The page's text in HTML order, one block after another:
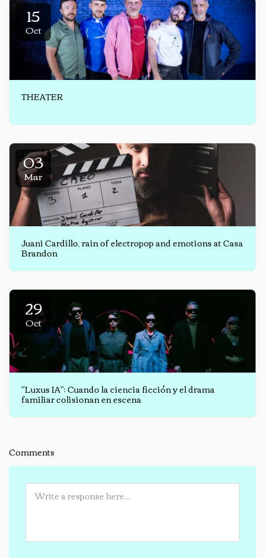
15
Oct
THEATER
03
Mar
Juani Cardillo, rain of electropop and emotions at Casa
Brandon
29
Oct
"Luxus IA": Cuando la ciencia ficción y el drama
familiar colisionan en escena
Comments